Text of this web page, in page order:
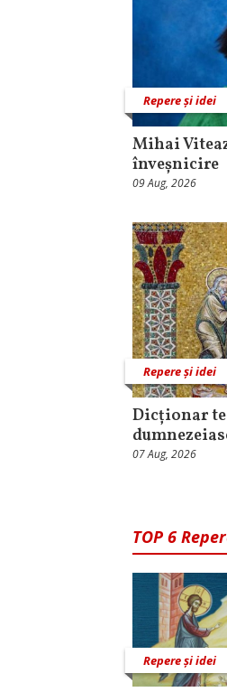
Repere și idei
Mihai
înveșnicire
09 Aug, 2026
Repere și idei
Dicționar
07 Aug, 2026
TOP 6
Repere și idei